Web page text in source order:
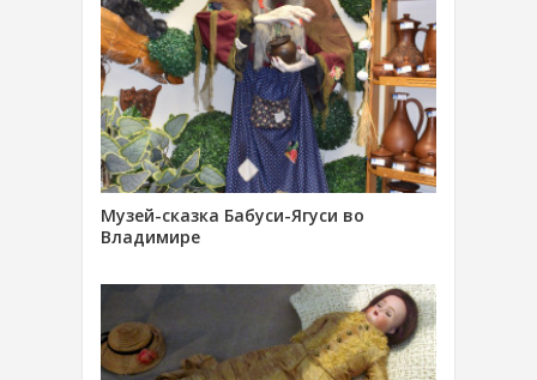
Музей-сказка Бабуси-Ягуси во
Владимире